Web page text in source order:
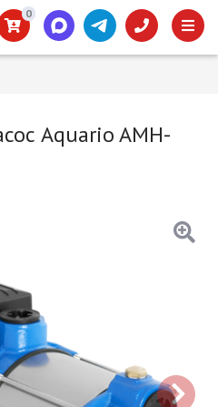
0
Aquario AMH-